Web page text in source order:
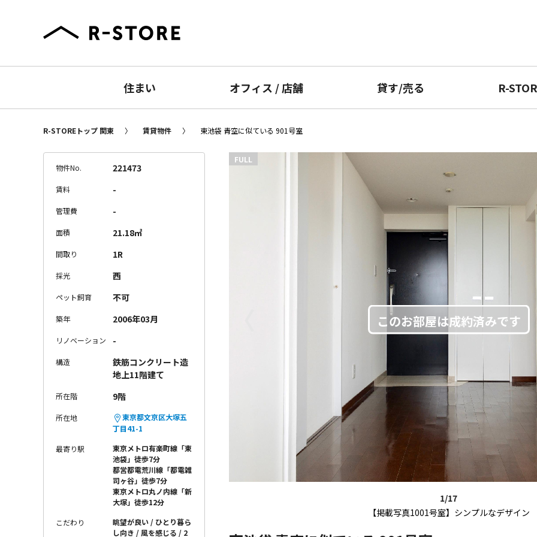
住まい オフィス /店舗 貸す/売る R-
R-STOREトップ 関東 賃貸物件 東池袋 青空に似ている 901号室
1/17
【掲載写真1001号室】シンプルなデザイン
FULL
物件No. 221473
賃料 -
管理費 -
面積 21.18㎡
間取り 1R
採光 西
ペット飼育 不可
築年 2006年03月
リノベーション -
構造
鉄筋コンクリート造
地上11階建て
所在階 9階
所在地
東京都文京区大塚五
丁目41-1
最寄り駅
東京メトロ有楽町線「東
池袋」徒歩7分
都営都電荒川線「都電雑
司ヶ谷」徒歩7分
東京メトロ丸ノ内線「新
大塚」徒歩12分
こだわり 眺望が良い
ひとり暮ら
し向き
風を感じる 2